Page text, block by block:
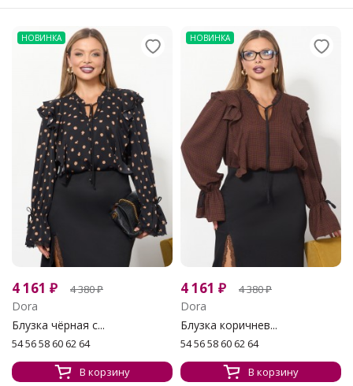
НОВИНКА
4 161 ₽ 4 380₽
Dora
Блузка чёрная с...
54 56 58 60 62 64
В корзину
НОВИНКА
4 161 ₽ 4 380₽
Dora
Блузка коричнев...
54 56 58 60 62 64
В корзину